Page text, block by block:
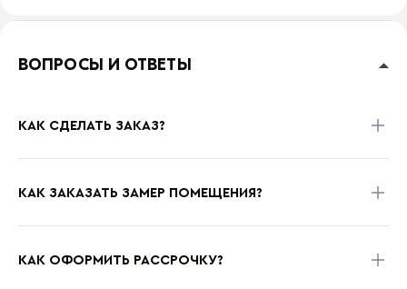
ВОПРОСЫ И ОТВЕТЫ
КАК СДЕЛАТЬ ЗАКАЗ?
КАК ЗАКАЗАТЬ ЗАМЕР ПОМЕЩЕНИЯ?
КАК ОФОРМИТЬ РАССРОЧКУ?